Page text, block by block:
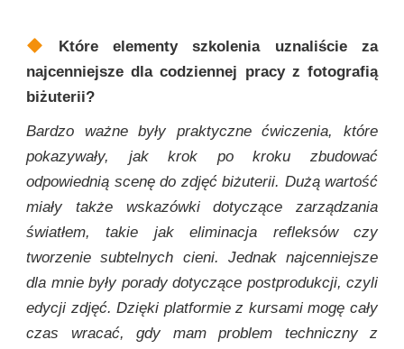
Które elementy szkolenia uznaliście za
najcenniejsze dla codziennej pracy z fotografią
biżuterii?
Bardzo ważne były praktyczne ćwiczenia, które
pokazywały, jak krok po kroku zbudować
odpowiednią scenę do zdjęć biżuterii. Dużą wartość
miały także wskazówki dotyczące zarządzania
światłem, takie jak eliminacja refleksów czy
tworzenie subtelnych cieni. Jednak najcenniejsze
dla mnie były porady dotyczące postprodukcji, czyli
edycji zdjęć. Dzięki platformie z kursami mogę cały
czas wracać, gdy mam problem techniczny z